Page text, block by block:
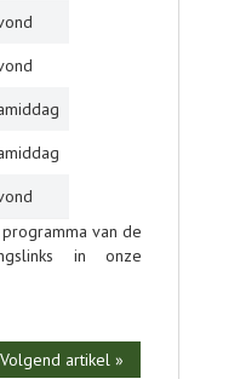
van de
in onze
Volgend artikel »